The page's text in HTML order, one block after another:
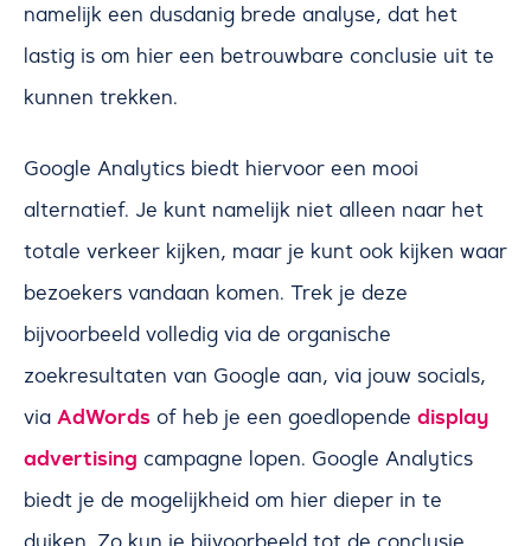
namelijk een dusdanig brede analyse, dat het
lastig is om hier een betrouwbare conclusie uit te
kunnen trekken.
Google Analytics biedt hiervoor een mooi
alternatief. Je kunt namelijk niet alleen naar het
totale verkeer kijken, maar je kunt ook kijken waar
bezoekers vandaan komen. Trek je deze
bijvoorbeeld volledig via de organische
zoekresultaten van Google aan, via jouw socials,
via AdWords of heb je een goedlopende display
advertising campagne lopen. Google Analytics
biedt je de mogelijkheid om hier dieper in te
duiken. Zo kun je bijvoorbeeld tot de conclusie